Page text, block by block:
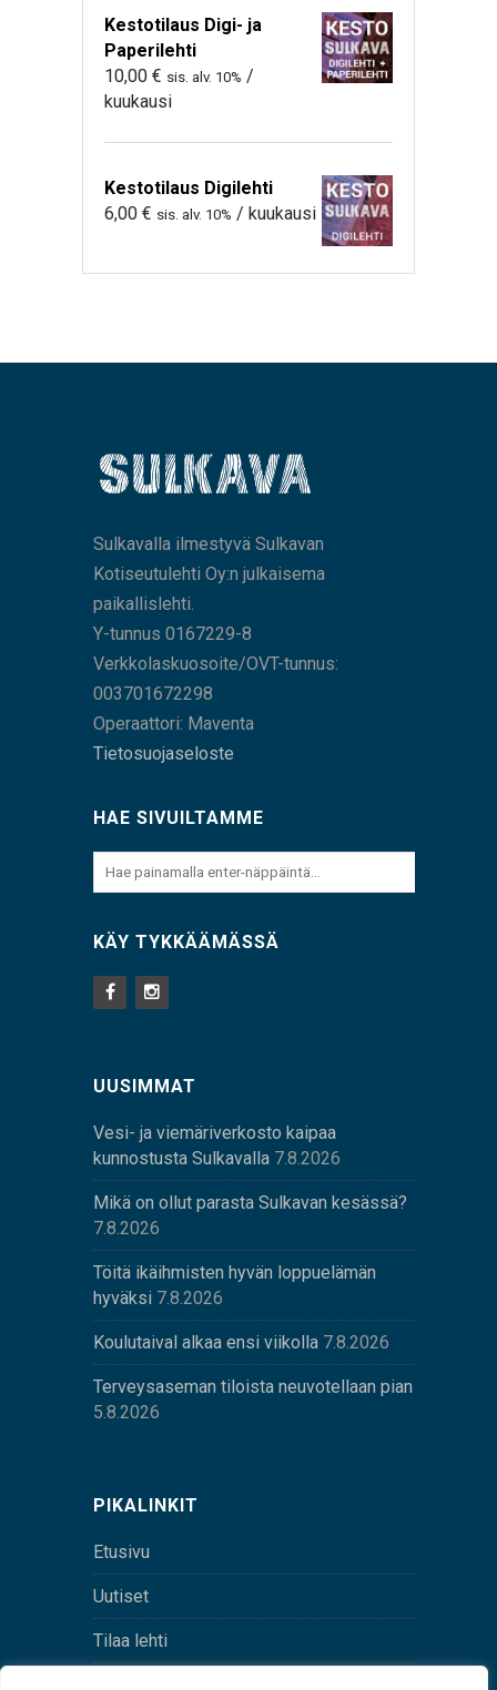
Kestotilaus Digi- ja
Paperilehti
10,00 € sis. alv. 10% /
kuukausi
Kestotilaus Digilehti
6,00 € sis. alv. 10% / kuukausi
Sulkavalla ilmestyvä Sulkavan
Kotiseutulehti Oy:n julkaisema
paikallislehti.
Y-tunnus 0167229-8
Verkkolaskuosoite/OVT-tunnus:
003701672298
Operaattori: Maventa
Tietosuojaseloste
HAE SIVUILTAMME
KÄY TYKKÄÄMÄSSÄ
UUSIMMAT
Vesi- ja viemäriverkosto kaipaa
kunnostusta Sulkavalla 7.8.2026
Mikä on ollut parasta Sulkavan kesässä?
7.8.2026
Töitä ikäihmisten hyvän loppuelämän
hyväksi 7.8.2026
Koulutaival alkaa ensi viikolla 7.8.2026
Terveysaseman tiloista neuvotellaan pian
5.8.2026
PIKALINKIT
Etusivu
Uutiset
Tilaa lehti